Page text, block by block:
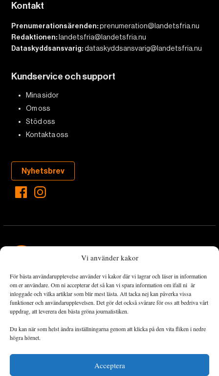
Vi använder kakor
För bästa användarupplevelse använder vi kakor där vi lagrar och läser in information
om er användare. Om ni accepterar det så kan vi spara information om ifall ni är
inloggade och vilka artiklar som blir mest lästa. Att tacka nej kan påverka vissa
funktioner och användarupplevelsen. Det gör det också svårare för oss att bedriva vårt
uppdrag, att leverera den bästa gröna journalistiken.
Du kan när som helst ändra inställningarna genom att klicka på den vita fliken i nedre
högra hörnet.
Acceptera
Kontakt
Prenumerationsärenden:prenumeration@landetsfria.nu
Redaktionen: landetsfria@landetsfria.nu
Dataskyddsansvarig:dataskyddsansvarig@landetsfria.nu
Kundservice och support
Mina sidor
Om oss
Stöd oss
Kontakta oss
Nyhetsbrev
Landets Fria Tidning är en nyhetstidning med bred bevakning av
det viktigaste som händer lokalt och globalt och med fokus på
omställningsrörelsen. En omställning till ett hållbart samhälle går
både via starka och lika rättigheter för alla människor, minskade
ekonomiska och sociala klyftor, samt utrymme för allt levande att
utvecklas och frodas.